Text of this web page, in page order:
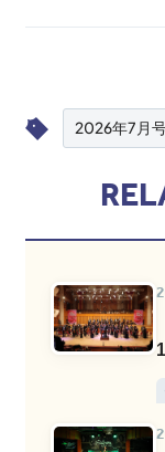
2026年7月